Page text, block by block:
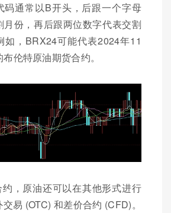
码通常以B开头，后跟一个字母
月份，再后跟两位数字代表交割
如，BRX24可能代表2024年11
布伦特原油期货合约。
，原油还可以在其他形式进行
易 (OTC) 和差价合约 (CFD)。